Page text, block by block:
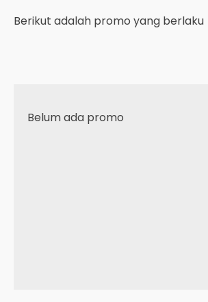
Berikut adalah promo yang berlaku
Belum ada promo